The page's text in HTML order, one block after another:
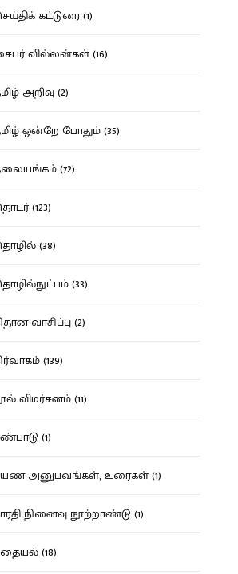
கட்டுரை (1)
வில்லன்கள் (16)
அறிவு (2)
ஒன்றே போதும் (35)
(72)
(123)
(38)
(33)
வாசிப்பு (2)
(139)
விமர்சனம் (11)
(1)
அனுபவங்கள், உரைகள் (1)
நினைவு நூற்றாண்டு (1)
(18)